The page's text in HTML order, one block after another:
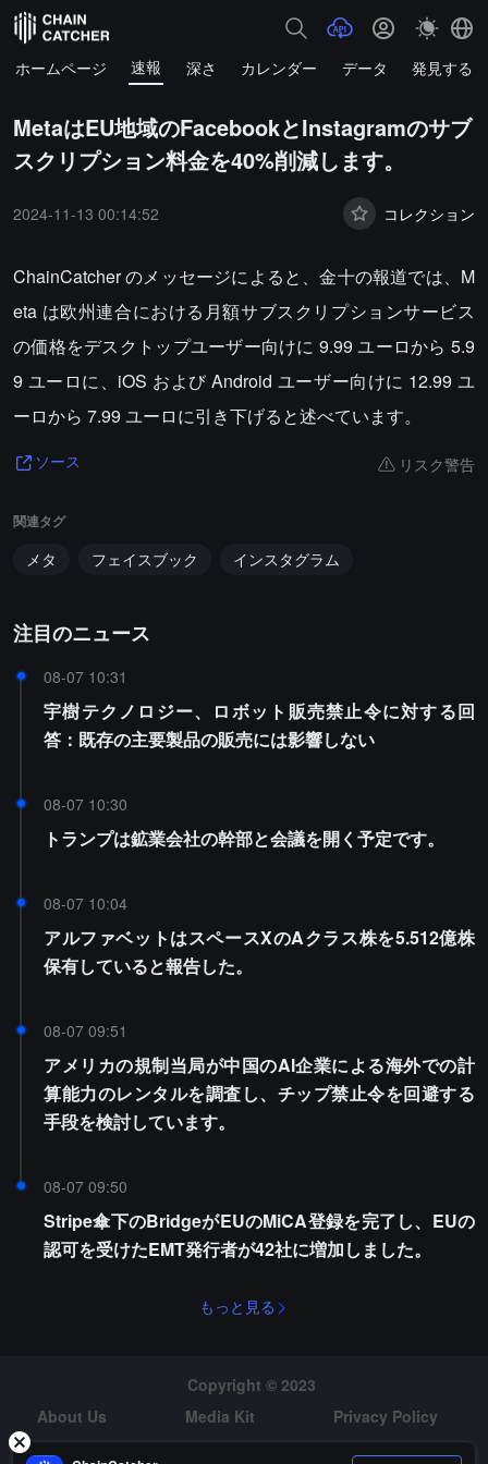
ホームページ 速報 深さ カレンダー データ 発見する
MetaはEU地域のFacebookとInstagramのサブ
スクリプション料金を40%削減します。
2024-11-13 00:14:52 コレクション
ChainCatcher のメッセージによると、金十の報道では、M
eta は欧州連合における月額サブスクリプションサービス
の価格をデスクトップユーザー向けに 9.99 ユーロから 5.9
9 ユーロに、iOS および Android ユーザー向けに 12.99 ユ
ーロから 7.99 ユーロに引き下げると述べています。
ソース リスク警告
関連タグ
メタ フェイスブック インスタグラム
注目のニュース
08-07 10:31
宇樹テクノロジー、ロボット販売禁止令に対する回
答：既存の主要製品の販売には影響しない
08-07 10:30
トランプは鉱業会社の幹部と会議を開く予定です。
08-07 10:04
アルファベットはスペースXのAクラス株を5.512億株
保有していると報告した。
08-07 09:51
アメリカの規制当局が中国のAI企業による海外での計
算能力のレンタルを調査し、チップ禁止令を回避する
手段を検討しています。
08-07 09:50
Stripe傘下のBridgeがEUのMiCA登録を完了し、EUの
認可を受けたEMT発行者が42社に増加しました。
もっと見る
Copyright © 2023
About Us
Media Kit
Privacy Policy
Risk Warning
Hiring